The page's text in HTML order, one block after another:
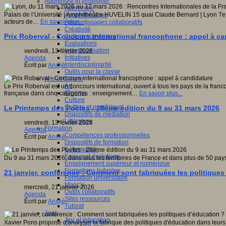
Apprendre
Apprentissages
Apprentissages collaboratifs
Créativité
Culture numérique
Evaluations
Individualisation
Initiatives
Interdisciplinarité
Outils pour la classe
Arts et Culture
Art
Cinéma
Culture
Culture et numérique
Dispositifs de médiation
Littérature
Formation
Compétences professionnelles
Dispositifs de formation
E- formation
Enjeux et évolutions
Enseignement supérieur et numérique
Formations hybrides
Formation universitaire
Mooc’s
Outils collaboratifs
Sites ressources
Tutorat
Jeux
Jeu et éducation
Palais de l’Université | Amphithéâtre HUVELIN 15 quai Claude Bernard | Lyon
acteurs de… En savoir plus...
Prix Roberval - Concours international francophone : appel à
vendredi, 13 février 2026
Agenda
Écrit parAn@é
Le Prix Roberval est un concours international, ouvert à tous les pays de la
française dans cinq catégories : enseignement… En savoir plus...
Le Printemps des Poètes - 28ème édition du 9 au 31 mars 2026
vendredi, 13 février 2026
Agenda
Écrit parAn@é
Du 9 au 31 mars 2026, dans tous les territoires de France et dans plus de 50
21 janvier, conférence : Comment sont fabriquées les politiques
mercredi, 21 janvier 2026
Agenda
Écrit parAn@é
Xavier Pons propose d'analyser la fabrique des politiques d'éducation dans